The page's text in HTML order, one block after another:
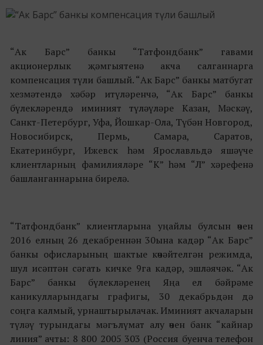
“Ак Барс” банкы “Татфондбанк” гавами
акционерлык җәмгыятенә акча салганнарга
компенсация түли башлый. “Ак Барс” банкы матбугат
хезмәтендә хәбәр итүләренчә, “Ак Барс” банкы
бүлекләрендә иминият түләүләре Казан, Мәскәү,
Санкт-Петербург, Уфа, Йошкар-Ола, Түбән Новгород,
Новосибирск, Пермь, Самара, Саратов,
Екатеринбург, Ижевск һәм Ярославльдә яшәүче
клиентларның фамилияләре “К” һәм “Л” хәрефенә
башланганнарына бирелә.
“Татфондбанк” клиентларына уңайлы булсын өчен
2016 елның 26 декабреннән 30ына кадәр “Ак Барс”
банкы офисларының шактые көчәйтелгән режимда,
шул исәптән сәгать кичке 9га кадәр, эшләячәк. “Ак
Барс” банкы бүлекләренең Яңа ел бәйрәме
каникулларындагы графигы, 30 декабрьдән дә
соңга калмый, урнаштырылачак. Иминият акчаларын
түләү турындагы мәгълүмат алу өчен банк “кайнар
линия” ачты: 8 800 2005 303 (Россия буенча телефон